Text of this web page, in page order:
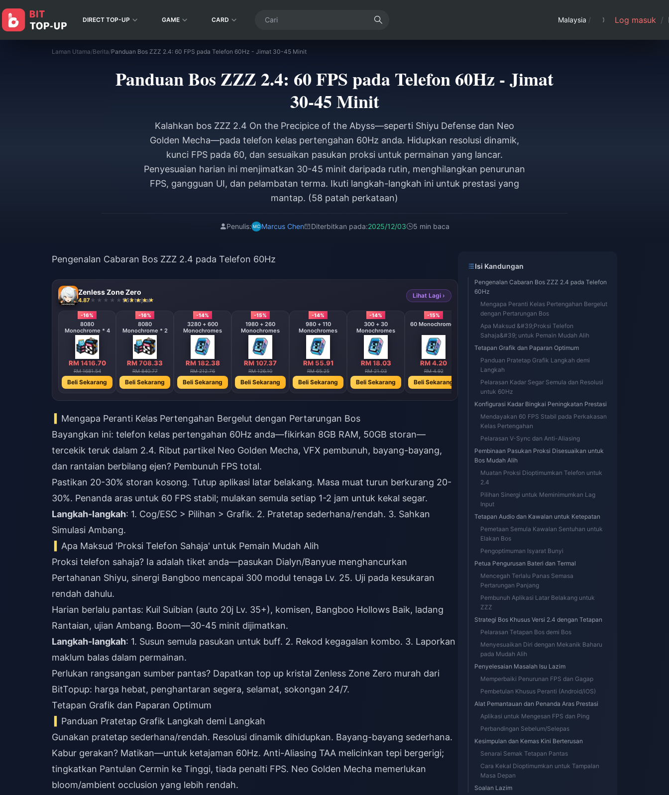
DIRECT TOP-UP GAME CARD Malaysia / Log masuk /
Laman Utama/Berita/Panduan Bos ZZZ 2.4: 60 FPS pada Telefon 60Hz - Jimat 30-45 Minit
Panduan Bos ZZZ 2.4: 60 FPS pada Telefon 60Hz - Jimat
30-45 Minit
Kalahkan bos ZZZ 2.4 On the Precipice of the Abyss—seperti Shiyu Defense dan Neo
Golden Mecha—pada telefon kelas pertengahan 60Hz anda. Hidupkan resolusi dinamik,
kunci FPS pada 60, dan sesuaikan pasukan proksi untuk permainan yang lancar.
Penyesuaian harian ini menjimatkan 30-45 minit daripada rutin, menghilangkan penurunan
FPS, gangguan UI, dan pelambatan terma. Ikuti langkah-langkah ini untuk prestasi yang
mantap. (58 patah perkataan)
Penulis: Marcus Chen Diterbitkan pada:2025/12/03 5 min baca
Pengenalan Cabaran Bos ZZZ 2.4 pada Telefon 60Hz
Zenless Zone Zero
4.87 963 terjual
Lihat Lagi ›
-16%
8080
Monochrome * 4
RM 1416.70
RM 1681.54
Beli Sekarang
-16%
8080
Monochrome * 2
RM 708.33
RM 840.77
Beli Sekarang
-14%
3280 + 600
Monochromes
RM 182.38
RM 212.76
Beli Sekarang
-15%
1980 + 260
Monochromes
RM 107.37
RM 126.10
Beli Sekarang
-14%
980 + 110
Monochromes
RM 55.91
RM 65.25
Beli Sekarang
-14%
300 + 30
Monochromes
RM 18.03
RM 21.03
Beli Sekarang
-15%
60 Monochromes
RM 4.20
RM 4.92
Beli Sekarang
Mengapa Peranti Kelas Pertengahan Bergelut dengan Pertarungan Bos
Bayangkan ini: telefon kelas pertengahan 60Hz anda—fikirkan 8GB RAM, 50GB storan—
tercekik teruk dalam 2.4. Ribut partikel Neo Golden Mecha, VFX pembunuh, bayang-bayang,
dan rantaian berbilang ejen? Pembunuh FPS total.
Pastikan 20-30% storan kosong. Tutup aplikasi latar belakang. Masa muat turun berkurang 20-
30%. Penanda aras untuk 60 FPS stabil; mulakan semula setiap 1-2 jam untuk kekal segar.
Langkah-langkah: 1. Cog/ESC > Pilihan > Grafik. 2. Pratetap sederhana/rendah. 3. Sahkan
Simulasi Ambang.
Apa Maksud 'Proksi Telefon Sahaja' untuk Pemain Mudah Alih
Proksi telefon sahaja? Ia adalah tiket anda—pasukan Dialyn/Banyue menghancurkan
Pertahanan Shiyu, sinergi Bangboo mencapai 300 modul tenaga Lv. 25. Uji pada kesukaran
rendah dahulu.
Harian berlalu pantas: Kuil Suibian (auto 20j Lv. 35+), komisen, Bangboo Hollows Baik, ladang
Rantaian, ujian Ambang. Boom—30-45 minit dijimatkan.
Langkah-langkah: 1. Susun semula pasukan untuk buff. 2. Rekod kegagalan kombo. 3. Laporkan
maklum balas dalam permainan.
Perlukan rangsangan sumber pantas? Dapatkan top up kristal Zenless Zone Zero murah dari
BitTopup: harga hebat, penghantaran segera, selamat, sokongan 24/7.
Tetapan Grafik dan Paparan Optimum
Panduan Pratetap Grafik Langkah demi Langkah
Gunakan pratetap sederhana/rendah. Resolusi dinamik dihidupkan. Bayang-bayang sederhana.
Kabur gerakan? Matikan—untuk ketajaman 60Hz. Anti-Aliasing TAA melicinkan tepi bergerigi;
tingkatkan Pantulan Cermin ke Tinggi, tiada penalti FPS. Neo Golden Mecha memerlukan
bloom/ambient occlusion yang lebih rendah.
Isi Kandungan
Pengenalan Cabaran Bos ZZZ 2.4 pada Telefon
60Hz
Mengapa Peranti Kelas Pertengahan Bergelut
dengan Pertarungan Bos
Apa Maksud &#39;Proksi Telefon
Sahaja&#39; untuk Pemain Mudah Alih
Tetapan Grafik dan Paparan Optimum
Panduan Pratetap Grafik Langkah demi
Langkah
Pelarasan Kadar Segar Semula dan Resolusi
untuk 60Hz
Konfigurasi Kadar Bingkai Peningkatan Prestasi
Mendayakan 60 FPS Stabil pada Perkakasan
Kelas Pertengahan
Pelarasan V-Sync dan Anti-Aliasing
Pembinaan Pasukan Proksi Disesuaikan untuk
Bos Mudah Alih
Muatan Proksi Dioptimumkan Telefon untuk
2.4
Pilihan Sinergi untuk Meminimumkan Lag
Input
Tetapan Audio dan Kawalan untuk Ketepatan
Pemetaan Semula Kawalan Sentuhan untuk
Elakan Bos
Pengoptimuman Isyarat Bunyi
Petua Pengurusan Bateri dan Termal
Mencegah Terlalu Panas Semasa
Pertarungan Panjang
Pembunuh Aplikasi Latar Belakang untuk
ZZZ
Strategi Bos Khusus Versi 2.4 dengan Tetapan
Pelarasan Tetapan Bos demi Bos
Menyesuaikan Diri dengan Mekanik Baharu
pada Mudah Alih
Penyelesaian Masalah Isu Lazim
Memperbaiki Penurunan FPS dan Gagap
Pembetulan Khusus Peranti (Android/iOS)
Alat Pemantauan dan Penanda Aras Prestasi
Aplikasi untuk Mengesan FPS dan Ping
Perbandingan Sebelum/Selepas
Kesimpulan dan Kemas Kini Berterusan
Senarai Semak Tetapan Pantas
Cara Kekal Dioptimumkan untuk Tampalan
Masa Depan
Soalan Lazim